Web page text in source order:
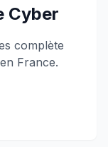
Cyber
complète
France.